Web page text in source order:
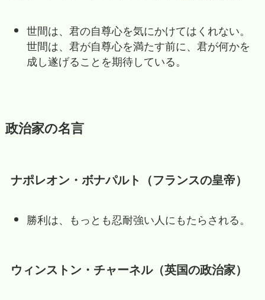
世間は、君の自尊心を気にかけてはくれない。
世間は、君が自尊心を満たす前に、君が何かを
成し遂げることを期待している。
政治家の名言
ナポレオン・ボナパルト（フランスの皇帝）
勝利は、もっとも忍耐強い人にもたらされる。
ウィンストン・チャーネル（英国の政治家）